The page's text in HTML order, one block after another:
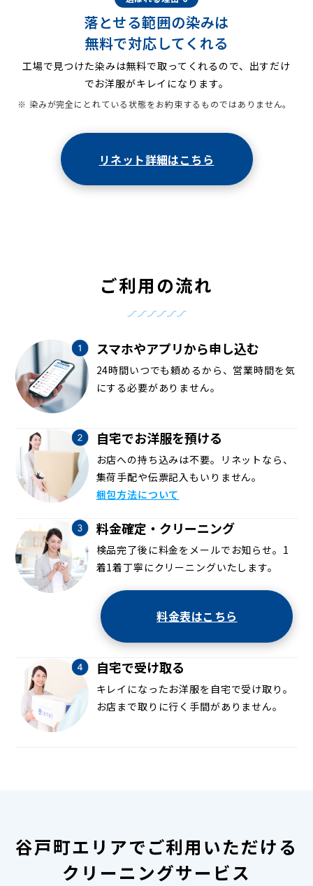
落とせる範囲の染みは
無料で対応してくれる
工場で見つけた染みは無料で取ってくれるので、出すだけ
でお洋服がキレイになります。
※ 染みが完全にとれている状態をお約束するものではありません。
リネット詳細はこちら
ご利用の流れ
スマホやアプリから申し込む
24時間いつでも頼めるから、営業時間を気
にする必要がありません。
自宅でお洋服を預ける
お店への持ち込みは不要。リネットなら、
集荷手配や伝票記入もいりません。
梱包方法について
料金確定・クリーニング
検品完了後に料金をメールでお知らせ。1
着1着丁寧にクリーニングいたします。
料金表はこちら
自宅で受け取る
キレイになったお洋服を自宅で受け取り。
お店まで取りに行く手間がありません。
谷戸町エリアでご利用いただける
クリーニングサービス